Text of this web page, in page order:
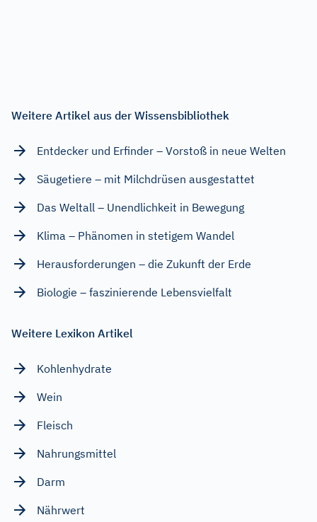
Weitere Artikel aus der Wissensbibliothek
Entdecker und Erfinder – Vorstoß in neue Welten
Säugetiere – mit Milchdrüsen ausgestattet
Das Weltall – Unendlichkeit in Bewegung
Klima – Phänomen in stetigem Wandel
Herausforderungen – die Zukunft der Erde
Biologie – faszinierende Lebensvielfalt
Weitere Lexikon Artikel
Kohlenhydrate
Wein
Fleisch
Nahrungsmittel
Darm
Nährwert